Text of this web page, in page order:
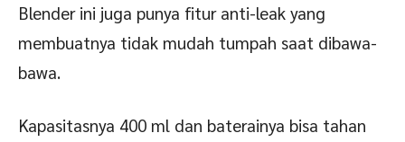
Blender ini juga punya fitur anti-leak yang
membuatnya tidak mudah tumpah saat dibawa-
bawa.
Kapasitasnya 400 ml dan baterainya bisa tahan